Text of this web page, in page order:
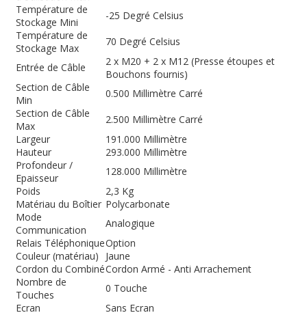
Température de
Stockage Mini
-25 Degré Celsius
Température de
Stockage Max
70 Degré Celsius
Entrée de Câble
2 x M20 + 2 x M12 (Presse étoupes et
Bouchons fournis)
Section de Câble
Min
0.500 Millimètre Carré
Section de Câble
Max
2.500 Millimètre Carré
Largeur
191.000 Millimètre
Hauteur
293.000 Millimètre
Profondeur /
Epaisseur
128.000 Millimètre
Poids
2,3 Kg
Matériau du Boîtier Polycarbonate
Mode
Communication
Analogique
Relais TéléphoniqueOption
Couleur (matériau)
Jaune
Cordon du CombinéCordon Armé - Anti Arrachement
Nombre de
Touches
0 Touche
Ecran
Sans Ecran